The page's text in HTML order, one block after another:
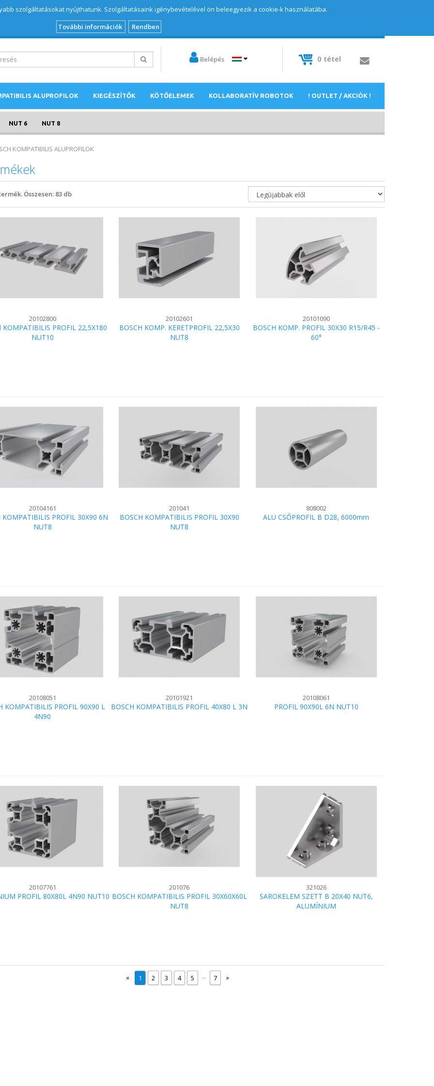
szolgáltatásokat nyújthatunk. Szolgáltatásaink igénybevételével ön beleegyezik a cookie-k használatába.
További információk
Rendben
Belépés 0 tétel
ALUPROFILOK KIEGÉSZÍTŐK KÖTŐELEMEK KOLLABORATÍV ROBOTOK ! OUTLET / AKCIÓK !
NUT 6 NUT 8
KOMPATIBILIS ALUPROFILOK
Összesen: 83db
20102800
KOMPATIBILIS PROFIL 22,5X180
NUT10
20102601
BOSCH KOMP. KERETPROFIL 22,5X30
NUT8
20101090
BOSCH KOMP. PROFIL 30X30 R15/R45 -
60°
20104161
KOMPATIBILIS PROFIL 30X90 6N
NUT8
201041
BOSCH KOMPATIBILIS PROFIL 30X90
NUT8
808002
ALU CSŐPROFIL B D28, 6000mm
20108051
KOMPATIBILIS PROFIL 90X90 L
4N90
20101921
BOSCH KOMPATIBILIS PROFIL 40X80 L 3N
20108061
PROFIL 90X90L 6N NUT10
20107761
PROFIL 80X80L 4N90 NUT10
201076
BOSCH KOMPATIBILIS PROFIL 30X60X60L
NUT8
321026
SAROKELEM SZETT B 20X40 NUT6,
ALUMÍNIUM
« 1 2 3 4 5 ... 7 »